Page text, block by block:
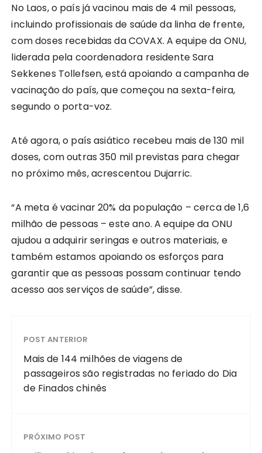
No Laos, o país já vacinou mais de 4 mil pessoas,
incluindo profissionais de saúde da linha de frente,
com doses recebidas da COVAX. A equipe da ONU,
liderada pela coordenadora residente Sara
Sekkenes Tollefsen, está apoiando a campanha de
vacinação do país, que começou na sexta-feira,
segundo o porta-voz.
Até agora, o país asiático recebeu mais de 130 mil
doses, com outras 350 mil previstas para chegar
no próximo mês, acrescentou Dujarric.
“A meta é vacinar 20% da população – cerca de 1,6
milhão de pessoas – este ano. A equipe da ONU
ajudou a adquirir seringas e outros materiais, e
também estamos apoiando os esforços para
garantir que as pessoas possam continuar tendo
acesso aos serviços de saúde”, disse.
POST ANTERIOR
Mais de 144 milhões de viagens de
passageiros são registradas no feriado do Dia
de Finados chinês
PRÓXIMO POST